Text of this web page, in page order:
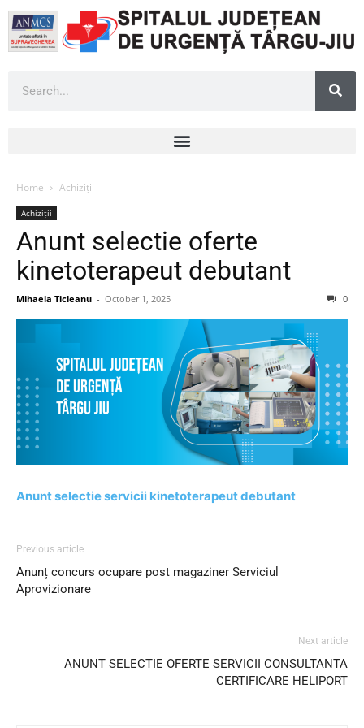
Home Achiziții
Achiziții
Anunt selectie oferte
kinetoterapeut debutant
Mihaela Ticleanu - October 1, 2025 0
Anunt selectie servicii kinetoterapeut debutant
Previous article
Anunț concurs ocupare post magaziner Serviciul
Aprovizionare
Next article
ANUNT SELECTIE OFERTE SERVICII CONSULTANTA
CERTIFICARE HELIPORT